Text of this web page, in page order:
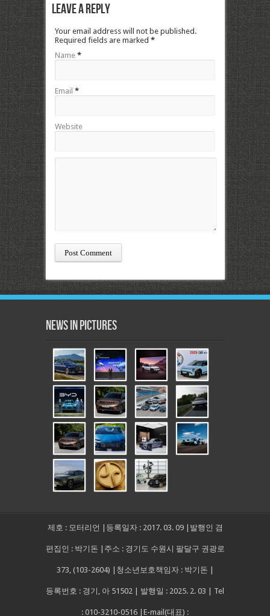
Leave a Reply
Your email address will not be published.
Required fields are marked *
Name *
Email *
Website
News in Pictures
제호 : 모터리언 |등록일자 : 2017. 03. 09 |발행인 겸
편집인 : 박기돈 |주소 : 경기도 수원시 팔달구 권광로
373, (103-2604) |청소년보호책임자 : 박기돈 |
등록번호 : 경기, 아 51502 | 발행일 : 2025. 2. 03 | Tel
: 010-3210-0516 |E-mail(대표) :